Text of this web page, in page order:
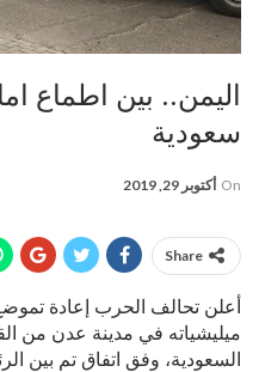
اليمن.. بين اطماع
سعودية
On أكتوبر 29, 2019
Share
أعلن تحالف الحرب إعادة
ميليشياته في مدينة عدن من
السعودية، وفق اتفاق تم بين